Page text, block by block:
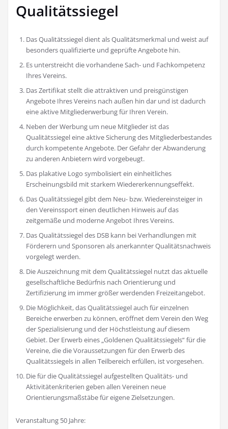
Qualitätssiegel
Das Qualitätssiegel dient als Qualitätsmerkmal und weist auf
besonders qualifizierte und geprüfte Angebote hin.
Es unterstreicht die vorhandene Sach- und Fachkompetenz
Ihres Vereins.
Das Zertifikat stellt die attraktiven und preisgünstigen
Angebote Ihres Vereins nach außen hin dar und ist dadurch
eine aktive Mitgliederwerbung für Ihren Verein.
Neben der Werbung um neue Mitglieder ist das
Qualitätssiegel eine aktive Sicherung des Mitgliederbestandes
durch kompetente Angebote. Der Gefahr der Abwanderung
zu anderen Anbietern wird vorgebeugt.
Das plakative Logo symbolisiert ein einheitliches
Erscheinungsbild mit starkem Wiedererkennungseffekt.
Das Qualitätssiegel gibt dem Neu- bzw. Wiedereinsteiger in
den Vereinssport einen deutlichen Hinweis auf das
zeitgemäße und moderne Angebot Ihres Vereins.
Das Qualitätssiegel des DSB kann bei Verhandlungen mit
Förderern und Sponsoren als anerkannter Qualitätsnachweis
vorgelegt werden.
Die Auszeichnung mit dem Qualitätssiegel nutzt das aktuelle
gesellschaftliche Bedürfnis nach Orientierung und
Zertifizierung im immer größer werdenden Freizeitangebot.
Die Möglichkeit, das Qualitätssiegel auch für einzelnen
Bereiche erwerben zu können, eröffnet dem Verein den Weg
der Spezialisierung und der Höchstleistung auf diesem
Gebiet. Der Erwerb eines „Goldenen Qualitätssiegels“ für die
Vereine, die die Voraussetzungen für den Erwerb des
Qualitätssiegels in allen Teilbereich erfüllen, ist vorgesehen.
Die für die Qualitätssiegel aufgestellten Qualitäts- und
Aktivitätenkriterien geben allen Vereinen neue
Orientierungsmaßstäbe für eigene Zielsetzungen.
Veranstaltung 50 Jahre: